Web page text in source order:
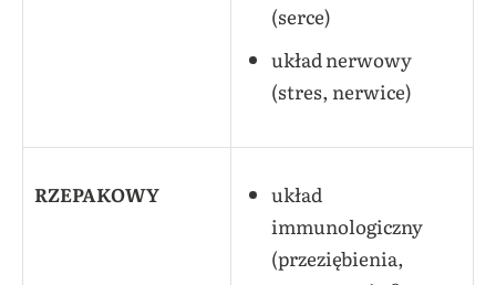
(serce)
układ nerwowy
(stres, nerwice)
RZEPAKOWY
układ
immunologiczny
(przeziębienia,